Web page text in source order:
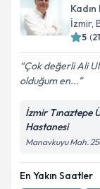
İzmir,
5 (
Çok değerli Ali
olduğum en...
İzmir Tınaztepe
Hastanesi
Manavkuyu Mah.
En Yakın Saatler